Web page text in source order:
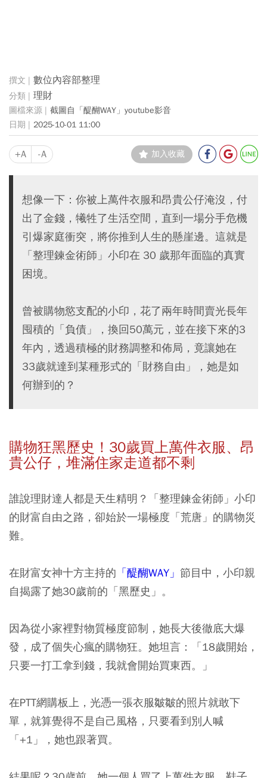
數位內容部整理
理財
截圖自「醍醐WAY」youtube影音
2025-10-01 11:00
+A -A 加入收藏
想像一下：你被上萬件衣服和昂貴公仔淹沒，付
出了金錢，犧牲了生活空間，直到一場分手危機
引爆家庭衝突，將你推到人生的懸崖邊。這就是
「整理鍊金術師」小印在 30 歲那年面臨的真實
困境。
曾被購物慾支配的小印，花了兩年時間賣光長年
囤積的「負債」，換回50萬元，並在接下來的3
年內，透過積極的財務調整和佈局，竟讓她在
33歲就達到某種形式的「財務自由」，她是如
何辦到的？
購物狂黑歷史！30歲買上萬件衣服、昂
貴公仔，堆滿住家走道都不剩
誰說理財達人都是天生精明？「整理鍊金術師」小印
的財富自由之路，卻始於一場極度「荒唐」的購物災
難。
在財富女神十方主持的 「醍醐WAY」 節目中，小印親
自揭露了她30歲前的「黑歷史」。
因為從小家裡對物質極度節制，她長大後徹底大爆
發，成了個失心瘋的購物狂。她坦言：
「18歲開始，
只要一打工拿到錢，我就會開始買東西。」
在PTT網購板上，光憑一張衣服皺皺的照片就敢下
單，就算覺得不是自己風格，只要看到別人喊
「+1」，她也跟著買。